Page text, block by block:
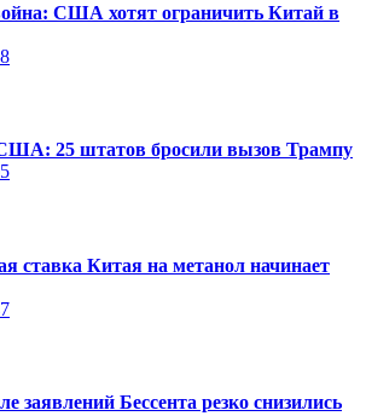
США хотят ограничить Китай в
25 штатов бросили вызов Трампу
ставка Китая на метанол начинает
заявлений Бессента резко снизились